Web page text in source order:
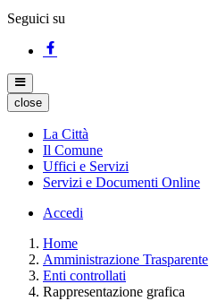
Seguici su
close
La Città
Il Comune
Uffici e Servizi
Servizi e Documenti Online
Accedi
Home
Amministrazione Trasparente
Enti controllati
Rappresentazione grafica